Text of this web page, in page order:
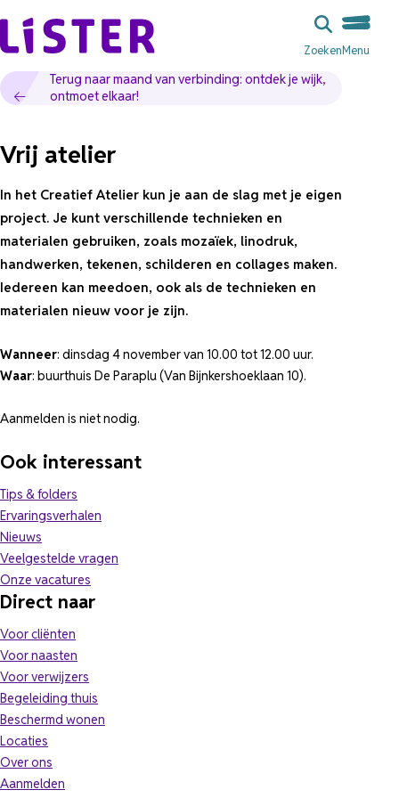
Ga naar de inhoud
ZoekenMenu
Terug naar maand van verbinding: ontdek je wijk,
ontmoet elkaar!
Vrij atelier
In het Creatief Atelier kun je aan de slag met je eigen
project. Je kunt verschillende technieken en
materialen gebruiken, zoals mozaïek, linodruk,
handwerken, tekenen, schilderen en collages maken.
Iedereen kan meedoen, ook als de technieken en
materialen nieuw voor je zijn.
Wanneer: dinsdag 4 november van 10.00 tot 12.00 uur.
Waar: buurthuis De Paraplu (Van Bijnkershoeklaan 10).
Aanmelden is niet nodig.
Ook interessant
Tips & folders
Ervaringsverhalen
Nieuws
Veelgestelde vragen
Onze vacatures
Direct naar
Voor cliënten
Voor naasten
Voor verwijzers
Begeleiding thuis
Beschermd wonen
Locaties
Over ons
Aanmelden